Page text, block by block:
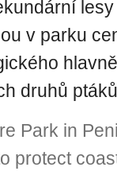
v parku
druhů
Park in
protect